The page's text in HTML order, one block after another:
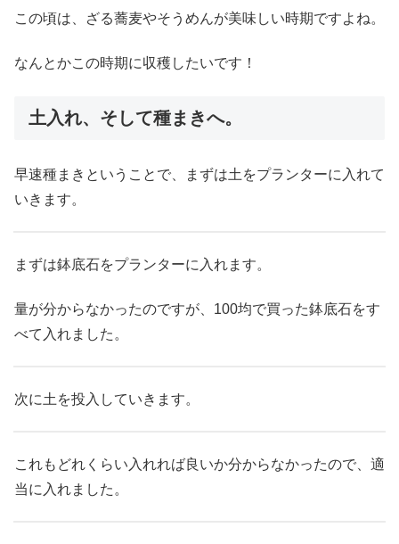
この頃は、ざる蕎麦やそうめんが美味しい時期ですよね。
なんとかこの時期に収穫したいです！
土入れ、そして種まきへ。
早速種まきということで、まずは土をプランターに入れて
いきます。
まずは鉢底石をプランターに入れます。
量が分からなかったのですが、100均で買った鉢底石をす
べて入れました。
次に土を投入していきます。
これもどれくらい入れれば良いか分からなかったので、適
当に入れました。